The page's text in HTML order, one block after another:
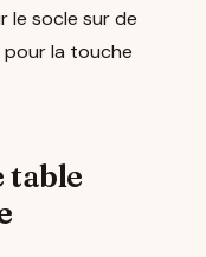
le socle sur de
pour la touche
table